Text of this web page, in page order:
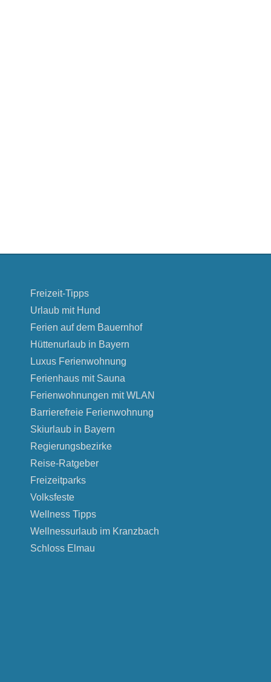
Freizeit-Tipps
Urlaub mit Hund
Ferien auf dem Bauernhof
Hüttenurlaub in Bayern
Luxus Ferienwohnung
Ferienhaus mit Sauna
Ferienwohnungen mit WLAN
Barrierefreie Ferienwohnung
Skiurlaub in Bayern
Regierungsbezirke
Reise-Ratgeber
Freizeitparks
Volksfeste
Wellness Tipps
Wellnessurlaub im Kranzbach
Schloss Elmau